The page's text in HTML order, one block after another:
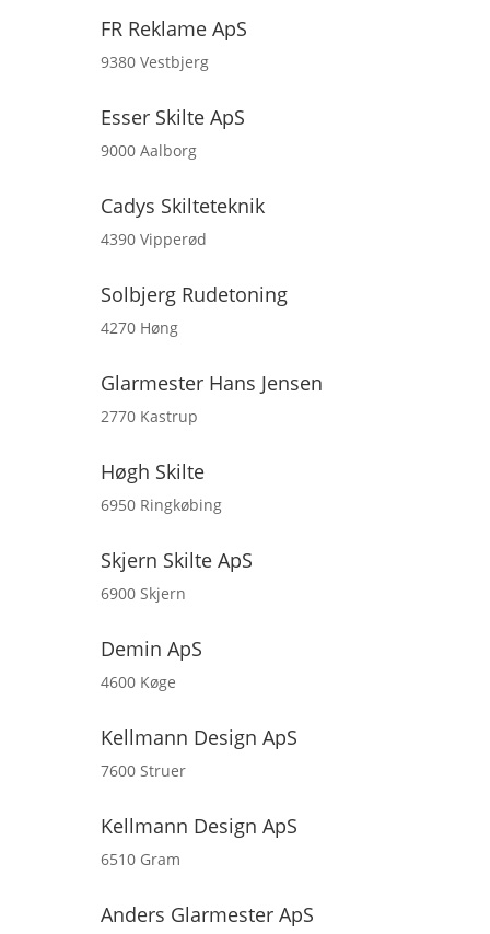
FR Reklame ApS
9380 Vestbjerg
Esser Skilte ApS
9000 Aalborg
Cadys Skilteteknik
4390 Vipperød
Solbjerg Rudetoning
4270 Høng
Glarmester Hans Jensen
2770 Kastrup
Høgh Skilte
6950 Ringkøbing
Skjern Skilte ApS
6900 Skjern
Demin ApS
4600 Køge
Kellmann Design ApS
7600 Struer
Kellmann Design ApS
6510 Gram
Anders Glarmester ApS